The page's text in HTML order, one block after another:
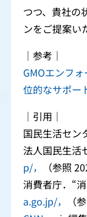
つつ、貴社
ンをご提案い
｜参考｜
GMOエンフ
位的なサポー
｜引用｜
国民生活セ
法人国民生活
p/， （参照
消費者庁．“
a.go.jp/，